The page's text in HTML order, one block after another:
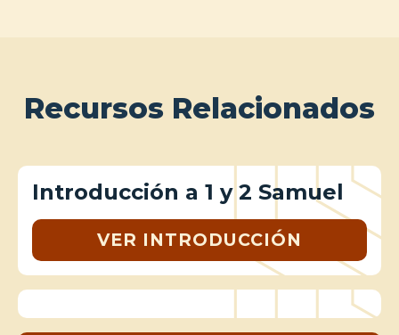
Recursos Relacionados
Introducción a 1 y 2 Samuel
VER INTRODUCCIÓN